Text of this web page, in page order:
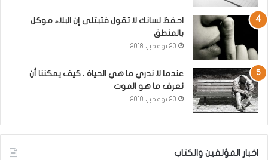
احفظ لسانك لا تقول فتبتلى إن البلاء موكل
بالمنطق
20 نوفمبر، 2018
عندما لا ندري ما هي الحياة ، كيف يمكننا أن
نعرف ما هو الموت
20 نوفمبر، 2018
اخبار المؤلفين والكتاب